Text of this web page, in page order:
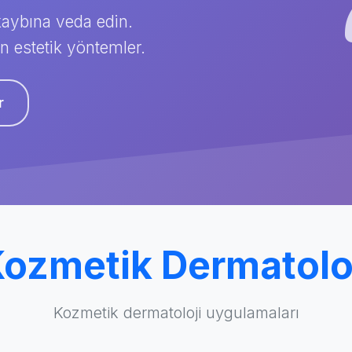
veda edin.
estetik yöntemler.
Kozmetik dermatoloji uygulamaları